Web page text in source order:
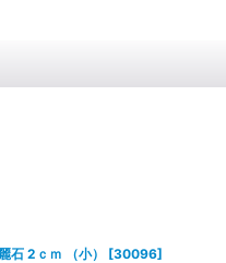
石 2ｃｍ （小） [30096]